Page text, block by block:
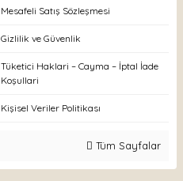
Mesafeli Satış Sözleşmesi
Gizlilik ve Güvenlik
Tüketici Haklari – Cayma – İptal İade
Koşullari
Kişisel Veriler Politikası
Tüm Sayfalar